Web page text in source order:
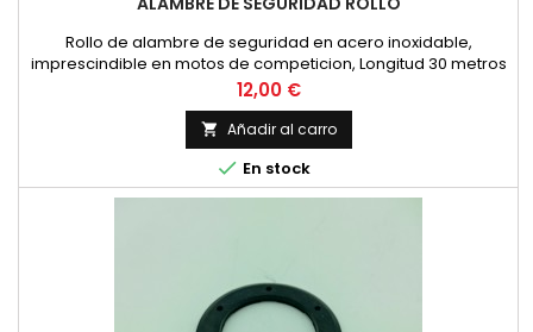
Rollo de alambre de seguridad en acero inoxidable,
imprescindible en motos de competicion, Longitud 30 metros
y diametro 0.8 mm.
Precio
12,00 €
 Añadir al carro
 En stock